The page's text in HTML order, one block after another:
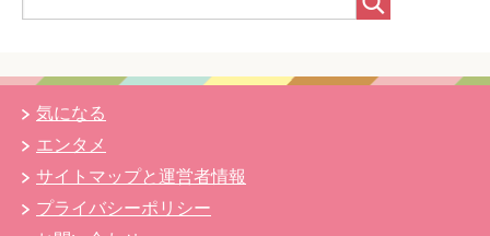
気になる
エンタメ
サイトマップと運営者情報
プライバシーポリシー